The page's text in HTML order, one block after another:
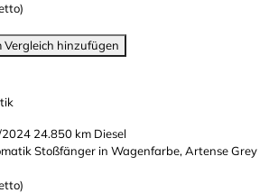
Vergleich hinzufügen
2024 24.850 km Diesel
Stoßfänger in Wagenfarbe, Artense Grey